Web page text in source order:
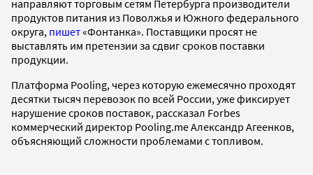
направляют торговым сетям Петербурга производители
продуктов питания из Поволжья и Южного федерального
округа, пишет«Фонтанка». Поставщики просят не
выставлять им претензии за сдвиг сроков поставки
продукции.
Платформа Pooling, через которую ежемесячно проходят
десятки тысяч перевозок по всей России, уже фиксирует
нарушение сроков поставок, рассказал Forbes
коммерческий директор Pooling.me Александр Агеенков,
объясняющий сложности проблемами с топливом.